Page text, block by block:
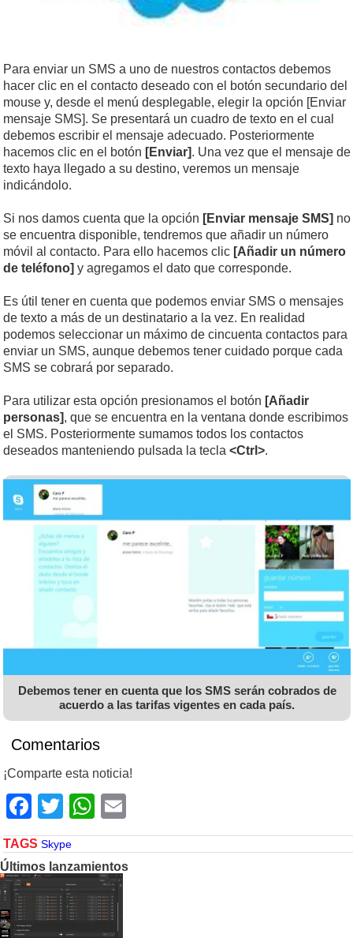
Para enviar un SMS a uno de nuestros contactos debemos
hacer clic en el contacto deseado con el botón secundario del
mouse y, desde el menú desplegable, elegir la opción [Enviar
mensaje SMS]. Se presentará un cuadro de texto en el cual
debemos escribir el mensaje adecuado. Posteriormente
hacemos clic en el botón [Enviar]. Una vez que el mensaje de
texto haya llegado a su destino, veremos un mensaje
indicándolo.
Si nos damos cuenta que la opción [Enviar mensaje SMS] no
se encuentra disponible, tendremos que añadir un número
móvil al contacto. Para ello hacemos clic [Añadir un número
de teléfono] y agregamos el dato que corresponde.
Es útil tener en cuenta que podemos enviar SMS o mensajes
de texto a más de un destinatario a la vez. En realidad
podemos seleccionar un máximo de cincuenta contactos para
enviar un SMS, aunque debemos tener cuidado porque cada
SMS se cobrará por separado.
Para utilizar esta opción presionamos el botón [Añadir
personas], que se encuentra en la ventana donde escribimos
el SMS. Posteriormente sumamos todos los contactos
deseados manteniendo pulsada la tecla <Ctrl>.
Debemos tener en cuenta que los SMS serán cobrados de
acuerdo a las tarifas vigentes en cada país.
Comentarios
¡Comparte esta noticia!
Facebook
TwitterWhatsApp
TAGS Skype
Últimos lanzamientos